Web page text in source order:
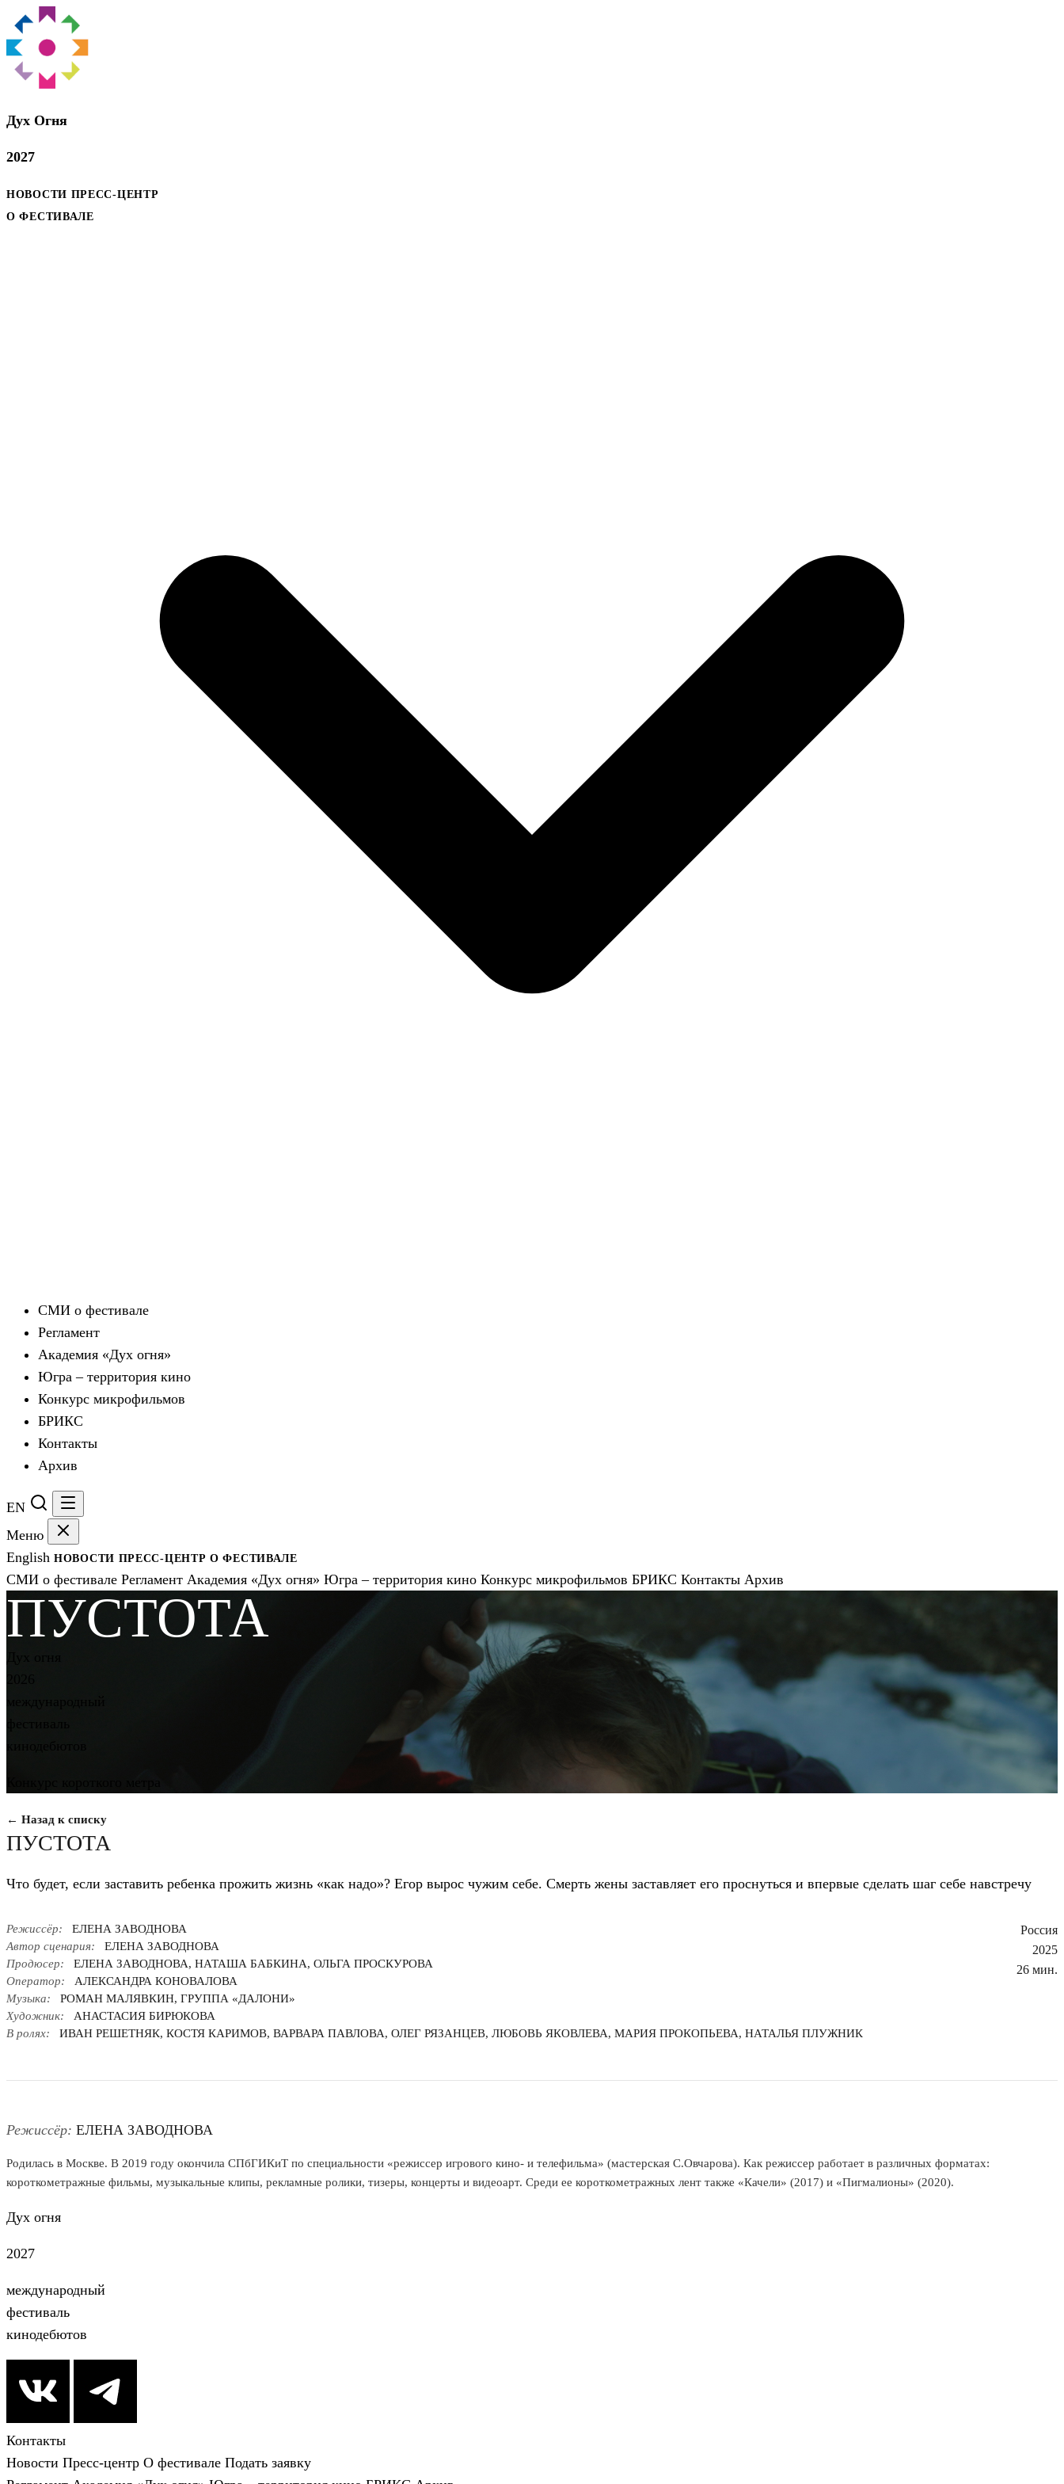
Дух Oгня
2027
НОВОСТИ ПРЕСС-ЦЕНТР
О ФЕСТИВАЛЕ
СМИ о фестивале
Регламент
Академия «Дух огня»
Югра – территория кино
Конкурс микрофильмов
БРИКС
Контакты
Архив
EN
Меню
English НОВОСТИ ПРЕСС-ЦЕНТРО ФЕСТИВАЛЕ
СМИ о фестивале Регламент Академия «Дух огня» Югра – территория кино Конкурс микрофильмов БРИКС Контакты Архив
ПУСТОТА
← Назад к списку
ПУСТОТА
Что будет, если заставить ребенка прожить жизнь «как надо»? Егор вырос чужим себе. Смерть жены заставляет его проснуться и впервые сделать шаг себе навстречу
Режиссёр:
ЕЛЕНА ЗАВОДНОВА
Автор сценария:
ЕЛЕНА ЗАВОДНОВА
Продюсер:
ЕЛЕНА ЗАВОДНОВА, НАТАША БАБКИНА, ОЛЬГА ПРОСКУРОВА
Оператор:
АЛЕКСАНДРА КОНОВАЛОВА
Музыка:
РОМАН МАЛЯВКИН, ГРУППА «ДАЛОНИ»
Художник:
АНАСТАСИЯ БИРЮКОВА
В ролях:
ИВАН РЕШЕТНЯК, КОСТЯ КАРИМОВ, ВАРВАРА ПАВЛОВА, ОЛЕГ РЯЗАНЦЕВ, ЛЮБОВЬ ЯКОВЛЕВА, МАРИЯ ПРОКОПЬЕВА, НАТАЛЬЯ ПЛУЖНИК
Россия
2025
26 мин.
Режиссёр: ЕЛЕНА ЗАВОДНОВА
Родилась в Москве. В 2019 году окончила СПбГИКиТ по специальности «режиссер игрового кино- и телефильма» (мастерская С.Овчарова). Как режиссер работает в различных форматах:
короткометражные фильмы, музыкальные клипы, рекламные ролики, тизеры, концерты и видеоарт. Среди ее короткометражных лент также «Качели» (2017) и «Пигмалионы» (2020).
Дух огня
2027
международный
фестиваль
кинодебютов
Контакты
Новости Пресс-центр О фестивале Подать заявку